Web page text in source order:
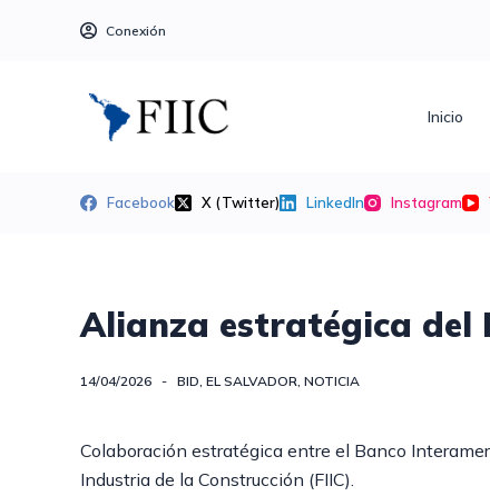
Conexión
Inicio
Facebook X (Twitter) LinkedIn Instagram
Alianza estratégica del
14/04/2026 BID, EL SALVADOR, NOTICIA
Colaboración estratégica entre el Banco
Industria de la Construcción (FIIC).